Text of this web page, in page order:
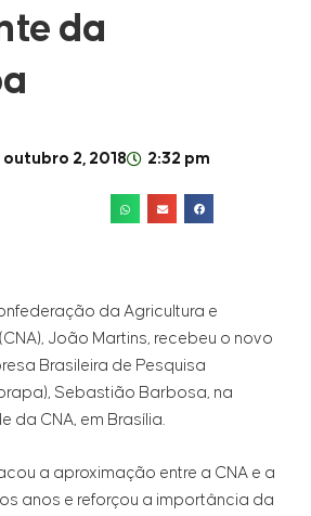
da
outubro 2, 2018 2:32 pm
da Agricultura e
João Martins, recebeu o novo
Brasileira de Pesquisa
Sebastião Barbosa, na
da CNA, em Brasília.
a aproximação entre a CNA e a
anos e reforçou a importância da